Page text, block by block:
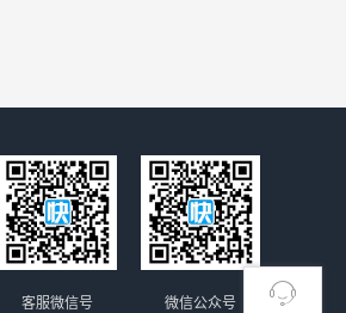
微信公众号
客服微信号